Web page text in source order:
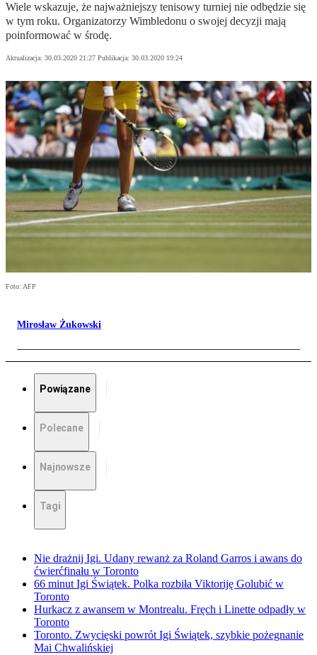
Wiele wskazuje, że najważniejszy tenisowy turniej nie odbędzie się
w tym roku. Organizatorzy Wimbledonu o swojej decyzji mają
poinformować w środę.
Aktualizacja: 30.03.2020 21:27 Publikacja: 30.03.2020 19:24
Foto: AFP
Mirosław Żukowski
Powiązane
Polecane
Najnowsze
Tagi
Nie drażnij Igi. Udany rewanż za Roland Garros i awans do
ćwierćfinału w Toronto
66 minut Igi Świątek. Polka rozbiła Viktoriję Golubić w
Toronto
Hurkacz z awansem w Montrealu. Fręch i Linette odpadły w
Toronto
Toronto. Zwycięski powrót Igi Świątek, szybkie pożegnanie
Mai Chwalińskiej